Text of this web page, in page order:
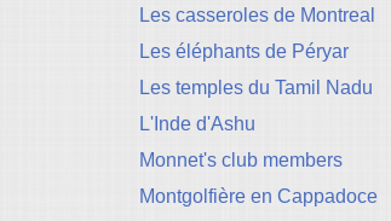
Les casseroles de Montreal
Les éléphants de Péryar
Les temples du Tamil Nadu
L'Inde d'Ashu
Monnet's club members
Montgolfière en Cappadoce